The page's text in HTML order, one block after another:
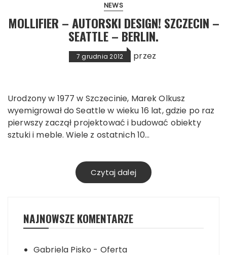
NEWS
MOLLIFIER – AUTORSKI DESIGN! SZCZECIN –
SEATTLE – BERLIN.
7 grudnia 2012 przez
Urodzony w 1977 w Szczecinie, Marek Olkusz
wyemigrował do Seattle w wieku 16 lat, gdzie po raz
pierwszy zaczął projektować i budować obiekty
sztuki i meble. Wiele z ostatnich 10…
Czytaj dalej
NAJNOWSZE KOMENTARZE
Gabriela Pisko - Oferta